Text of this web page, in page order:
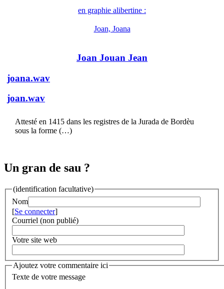
en graphie alibertine :
Joan, Joana
Joan Jouan Jean
joana.wav
joan.wav
Attesté en 1415 dans les registres de la Jurada de Bordèu
sous la forme (…)
Un gran de sau ?
(identification facultative)
Nom
[Se connecter]
Courriel (non publié)
Votre site web
Ajoutez votre commentaire ici
Texte de votre message